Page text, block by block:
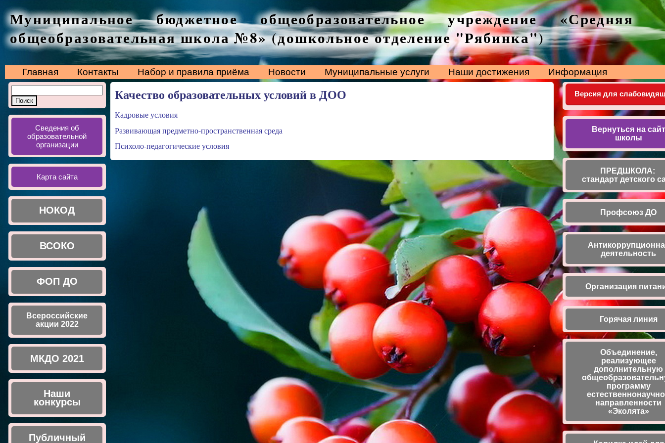
Муниципальное бюджетное общеобразовательное учреждение «Средняя
общеобразовательная школа №8» (дошкольное отделение "Рябинка")
Главная Контакты Набор и правила приёма Новости Муниципальные услуги Наши достижения Информация
Сведения об
образовательной
организации
Карта сайта
НОКОД
ВСОКО
ФОП ДО
Всероссийские
акции 2022
МКДО 2021
Наши
конкурсы
Публичный
Качество образовательных условий в ДОО
Кадровые условия
Развивающая предметно-пространственная среда
Психоло-педагогические условия
Версия для
Вернуться на сайт
школы
ПРЕДШКОЛА:
стандарт детского
Профсоюз ДО
деятельность
Организация
Горячая линия
Объединение,
реализующее
дополнительную
программу
направленности
«Эколята»